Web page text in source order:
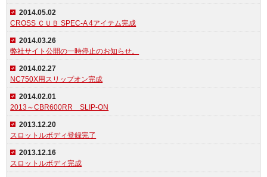
2014.05.02
CROSS ＣＵＢ SPEC-A 4アイテム完成
2014.03.26
弊社サイト公開の一時停止のお知らせ。
2014.02.27
NC750X用スリップオン完成
2014.02.01
2013～CBR600RR SLIP-ON
2013.12.20
スロットルボディ登録完了
2013.12.16
スロットルボディ完成